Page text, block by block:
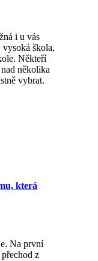
i u vás
vysoká škola,
Někteří
několika
vybrat.
která
Na první
z